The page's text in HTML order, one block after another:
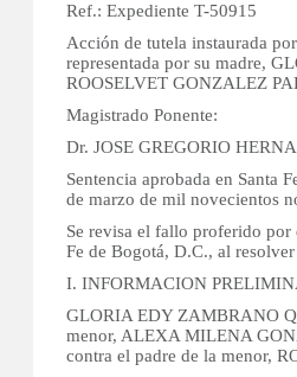
Ref.: Expediente T-50915
Acción de tutela instaurada
representada por su madre,
ROOSELVET GONZALEZ
Magistrado Ponente:
Dr. JOSE GREGORIO
Sentencia aprobada en Santa
de marzo de mil novecientos
Se revisa el fallo proferido por
Fe de Bogotá, D.C., al
I. INFORMACION
GLORIA EDY ZAMBRANO
menor, ALEXA MILENA
contra el padre de la menor,